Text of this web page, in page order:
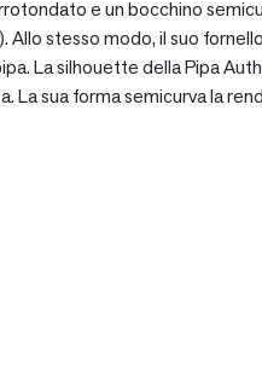
e un bocchino
stesso modo, il suo
La silhouette della Pipa
sua forma semicurva la